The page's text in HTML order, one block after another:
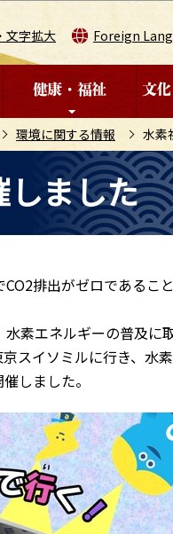
文字拡大 Foreign
環境に関する情報 水素
ました
排出がゼロであるこ
素エネルギーの普及に
スイソミルに行き、水
しました。